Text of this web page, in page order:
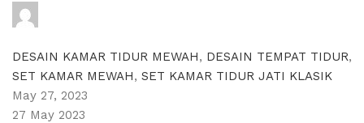
DESAIN KAMAR TIDUR MEWAH, DESAIN TEMPAT TIDUR,
SET KAMAR MEWAH, SET KAMAR TIDUR JATI KLASIK
May 27, 2023
27 May 2023